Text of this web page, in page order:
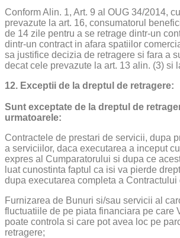
Conform Alin. 1, Art. 9 al OUG 34/2014,
prevazute la art. 16, consumatorul
de 14 zile pentru a se retrage dintr-un
dintr-un contract in afara spatiilor
sa justifice decizia de retragere si fara a
decat cele prevazute la art. 13 alin. (3) si
12. Exceptii de la dreptul de retragere:
Sunt exceptate de la dreptul de
urmatoarele:
Contractele de prestari de servicii, dupa
a serviciilor, daca executarea a inceput
expres al Cumparatorului si dupa ce
luat cunostinta faptul ca isi va pierde
dupa executarea completa a Contractului
Furnizarea de Bunuri si/sau servicii al
fluctuatiile de pe piata financiara pe care
poate controla si care pot avea loc pe
retragere;